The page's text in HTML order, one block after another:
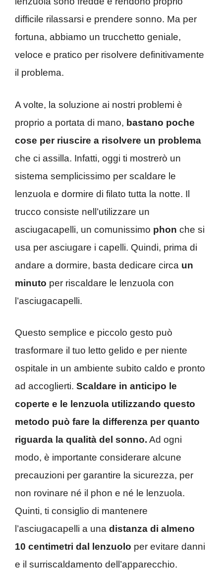
difficile rilassarsi e prendere sonno. Ma per
fortuna, abbiamo un trucchetto geniale,
veloce e pratico per risolvere definitivamente
il problema.
A volte, la soluzione ai nostri problemi è
proprio a portata di mano, bastano poche
cose per riuscire a risolvere un problema
che ci assilla. Infatti, oggi ti mostrerò un
sistema semplicissimo per scaldare le
lenzuola e dormire di filato tutta la notte. Il
trucco consiste nell’utilizzare un
asciugacapelli, un comunissimo phon che si
usa per asciugare i capelli. Quindi, prima di
andare a dormire, basta dedicare circa un
minuto per riscaldare le lenzuola con
l’asciugacapelli.
Questo semplice e piccolo gesto può
trasformare il tuo letto gelido e per niente
ospitale in un ambiente subito caldo e pronto
ad accoglierti. Scaldare in anticipo le
coperte e le lenzuola utilizzando questo
metodo può fare la differenza per quanto
riguarda la qualità del sonno. Ad ogni
modo, è importante considerare alcune
precauzioni per garantire la sicurezza, per
non rovinare né il phon e né le lenzuola.
Quinti, ti consiglio di mantenere
l’asciugacapelli a una distanza di almeno
10 centimetri dal lenzuolo per evitare danni
e il surriscaldamento dell’apparecchio.